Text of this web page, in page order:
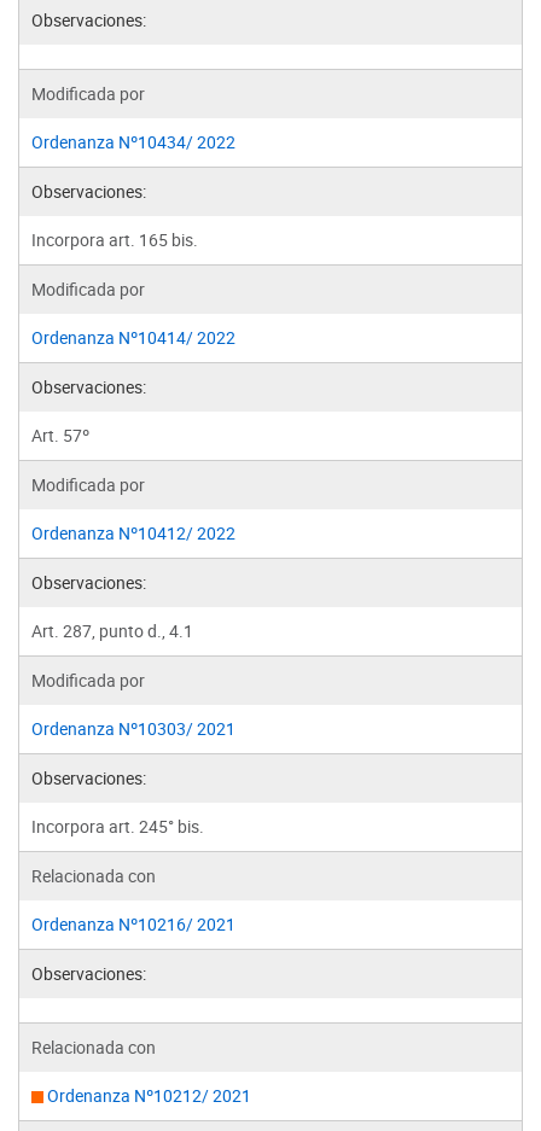
Observaciones:
Modificada por
Ordenanza Nº10434/ 2022
Observaciones:
Incorpora art. 165 bis.
Modificada por
Ordenanza Nº10414/ 2022
Observaciones:
Art. 57º
Modificada por
Ordenanza Nº10412/ 2022
Observaciones:
Art. 287, punto d., 4.1
Modificada por
Ordenanza Nº10303/ 2021
Observaciones:
Incorpora art. 245° bis.
Relacionada con
Ordenanza Nº10216/ 2021
Observaciones:
Relacionada con
Ordenanza Nº10212/ 2021